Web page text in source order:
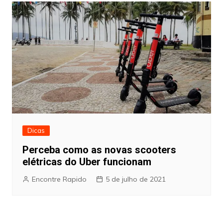
Dicas
Perceba como as novas scooters
elétricas do Uber funcionam
Encontre Rapido 5 de julho de 2021